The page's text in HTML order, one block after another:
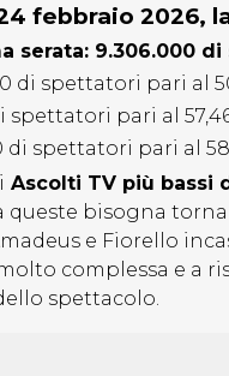
febbraio 2026,
serata: 9.306.000
di spettatori pari al
spettatori pari al
di spettatori pari al
Ascolti TV più bassi
bisogna
e Fiorello
complessa e a
spettacolo.